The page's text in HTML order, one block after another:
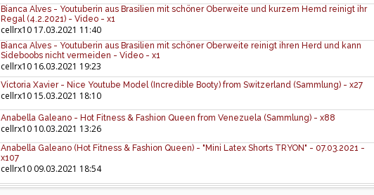
Bianca Alves - Youtuberin aus Brasilien mit schöner Oberweite und kurzem Hemd reinigt ihr
Regal (4.2.2021) - Video - x1
cellrx10 17.03.2021 11:40
Bianca Alves - Youtuberin aus Brasilien mit schöner Oberweite reinigt ihren Herd und kann
Sideboobs nicht vermeiden - Video - x1
cellrx10 16.03.2021 19:23
Victoria Xavier - Nice Youtube Model (Incredible Booty) from Switzerland (Sammlung) - x27
cellrx10 15.03.2021 18:10
Anabella Galeano - Hot Fitness & Fashion Queen from Venezuela (Sammlung) - x88
cellrx10 10.03.2021 13:26
Anabella Galeano (Hot Fitness & Fashion Queen) - "Mini Latex Shorts TRYON" - 07.03.2021 -
x107
cellrx10 09.03.2021 18:54